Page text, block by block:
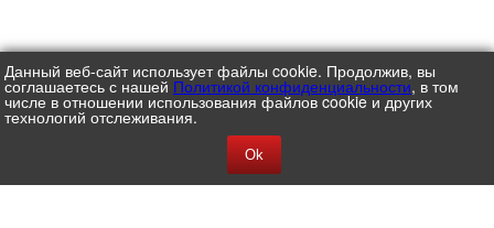
Данный веб-сайт использует файлы cookie. Продолжив, вы
соглашаетесь с нашей Политикой конфиденциальности, в том
числе в отношении использования файлов cookie и других
технологий отслеживания.
Ok